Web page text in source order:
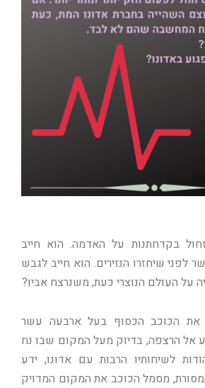
בקדחתנות על האדמה. הוא חייב
שיחזרו הנזירים. הוא חייב לגבש
על העולם הנוצרי כעת, משנרצח אביו?
את הכוכב הכסוף בעל ארבעה עשר
אל הרצפה, בדיוק מעל המקום שבו נח
לשיחותיו הרבות עם אדונו, ידע
מסמל הכוכב את המקום המדויק